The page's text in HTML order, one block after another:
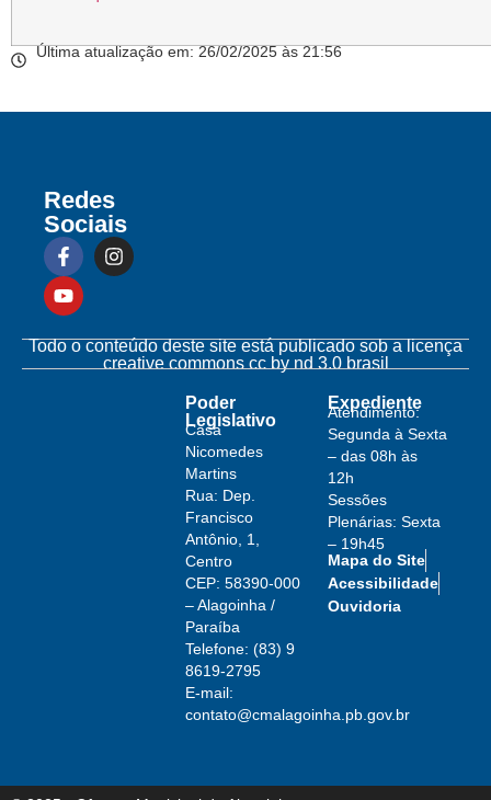
Última atualização em: 26/02/2025 às 21:56
Redes
Sociais
Todo o conteúdo deste site está publicado sob a licença
creative commons cc by nd 3.0 brasil
Poder
Legislativo
Casa
Nicomedes
Martins
Rua: Dep.
Francisco
Antônio, 1,
Centro
CEP: 58390-000
– Alagoinha /
Paraíba
Telefone: (83) 9
8619-2795
E-mail:
contato@cmalagoinha.pb.gov.br
Expediente
Atendimento:
Segunda à Sexta
– das 08h às
12h
Sessões
Plenárias: Sexta
– 19h45
Mapa do Site
Acessibilidade
Ouvidoria